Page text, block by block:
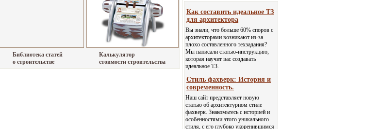
Библиотека статей
о строительстве
Калькулятор
стоимости строительства
Как составить идеальное ТЗ
для архитектора
Вы знали, что больше 60% споров с
архитекторами возникают из-за
плохо составленного техзадания?
Мы написали статью-инструкцию,
которая научит вас создавать
идеальное ТЗ.
Стиль фахверк: История и
современность.
Наш сайт представляет новую
статью об архитектурном стиле
фахверк. Знакомьтесь с историей и
особенностями этого уникального
стиля, с его глубоко укоренившимся